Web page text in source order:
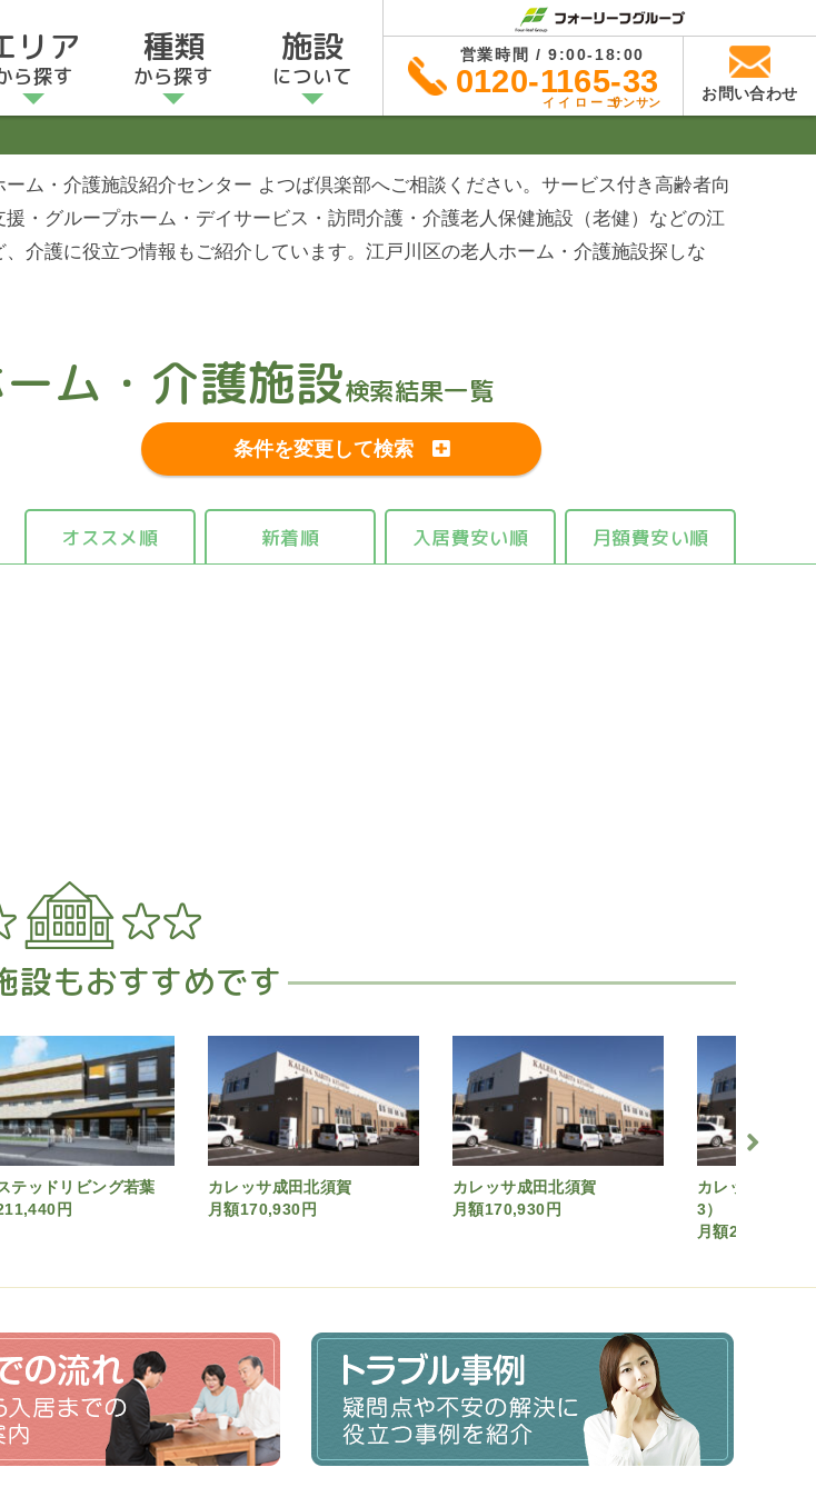
営業時間 / 9:00-18:00
0120-1165-33
イイローゴサンサン お問い合わせ
リア
ら探す
種類
から探す
施設
について
ム・介護施設紹介センター よつば倶楽部へご相談ください。サービス付き高齢者向
・グループホーム・デイサービス・訪問介護・介護老人保健施設（老健）などの江
介護に役立つ情報もご紹介しています。江戸川区の老人ホーム・介護施設探しな
ム・介護施設検索結果一覧
条件を変更して検索
オススメ順 新着順 入居費安い順 月額費安い順
設もおすすめです
テッドリビング若葉
円
カレッサ成田北須賀
月額170,930円
カレッサ成田北須賀
月額170,930円
カレッサ成田北
3）
月額200,930円